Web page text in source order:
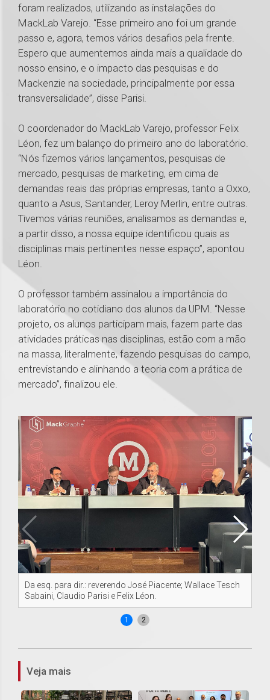
foram realizados, utilizando as instalações do
MackLab Varejo. “Esse primeiro ano foi um grande
passo e, agora, temos vários desafios pela frente.
Espero que aumentemos ainda mais a qualidade do
nosso ensino, e o impacto das pesquisas e do
Mackenzie na sociedade, principalmente por essa
transversalidade”, disse Parisi.
O coordenador do MackLab Varejo, professor Felix
Léon, fez um balanço do primeiro ano do laboratório.
“Nós fizemos vários lançamentos, pesquisas de
mercado, pesquisas de marketing, em cima de
demandas reais das próprias empresas, tanto a Oxxo,
quanto a Asus, Santander, Leroy Merlin, entre outras.
Tivemos várias reuniões, analisamos as demandas e,
a partir disso, a nossa equipe identificou quais as
disciplinas mais pertinentes nesse espaço”, apontou
Léon.
O professor também assinalou a importância do
laboratório no cotidiano dos alunos da UPM. “Nesse
projeto, os alunos participam mais, fazem parte das
atividades práticas nas disciplinas, estão com a mão
na massa, literalmente, fazendo pesquisas do campo,
entrevistando e alinhando a teoria com a prática de
mercado”, finalizou ele.
Da esq. para dir.: reverendo José Piacente; Wallace Tesch
Sabaini, Claudio Parisi e Felix Léon.
1 2
Veja mais